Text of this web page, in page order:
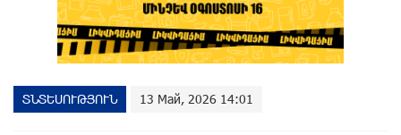
ՏՆՏԵՍՈՒԹՅՈՒՆ 13 Май, 2026 14:01